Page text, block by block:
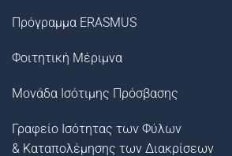
Πρόγραμμα ERASMUS
Φοιτητική Μέριμνα
Μονάδα Ισότιμης Πρόσβασης
Γραφείο Ισότητας των Φύλων
& Καταπολέμησης των Διακρίσεων